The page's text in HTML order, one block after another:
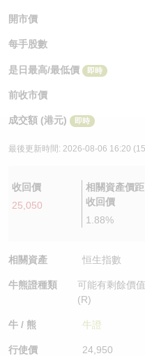
開市價
每手股數
是日最高/最低價 即時
前收市價
成交額 (港元) 即時
最後更新時間: 2026-08-06 16:20
收回價
25,050
相關資產價距
收回價
1.88%
相關資產 恒生指數
牛熊證種類
可能有剩餘價值
(R)
牛 / 熊 牛證
行使價 24,950
認股證速算機
認股證/牛熊證日誌
認股證文件及公告
已收回牛熊證剩餘價值
牛熊證到期結算價查詢
牛熊證分析儀
牛熊證文件及公告
三十大平均引伸波幅
相關資產沽空
中資ETFs溢價比較
AH 股價對照
認股證牛熊證常問問題